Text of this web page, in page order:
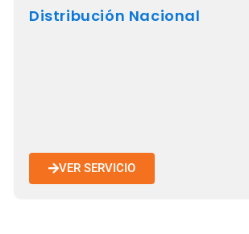
Distribución Nacional
VER SERVICIO